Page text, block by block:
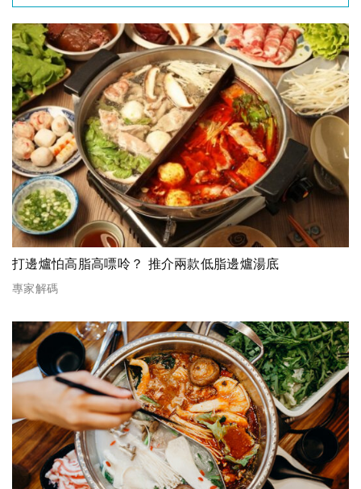
打邊爐怕高脂高嘌呤？ 推介兩款低脂邊爐湯底
專家解碼